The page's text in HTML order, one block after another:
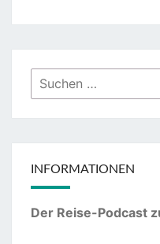
Suchen
nach:
INFORMATIONEN
Der Reise-Podcast